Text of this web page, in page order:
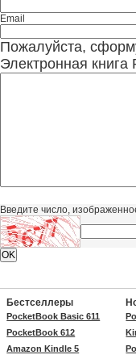
Email
Пожалуйста,
Электронная
Введите число,
Бестселлеры
PocketBook Basic 611
PocketBook 612
Amazon Kindle 5